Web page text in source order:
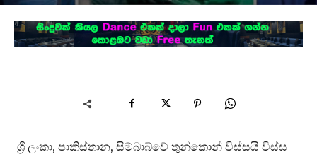
ශ්‍රී ලංකා, පාකිස්තාන, සිම්බාබ්වේ තුන්කොන් විස්සයි විස්ස